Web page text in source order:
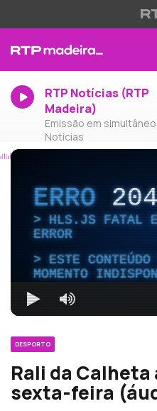
RTP Notícias (RTP
Madeira)
Emissão em
Notícias
ERRO
HLS.JS FATAL
ERROR
ESTE
MOMENTO
DESPORTO
Rali da
sexta-feira